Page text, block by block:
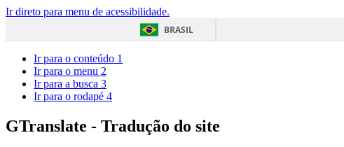
Ir direto para menu de acessibilidade.
BRASIL
Ir para o conteúdo 1
Ir para o menu 2
Ir para a busca 3
Ir para o rodapé 4
GTranslate - Tradução do site